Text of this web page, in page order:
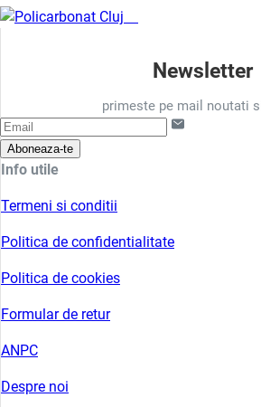
Newsletter
primeste pe mail noutati
Aboneaza-te
Info utile
Termeni si conditii
Politica de confidentialitate
Politica de cookies
Formular de retur
ANPC
Despre noi